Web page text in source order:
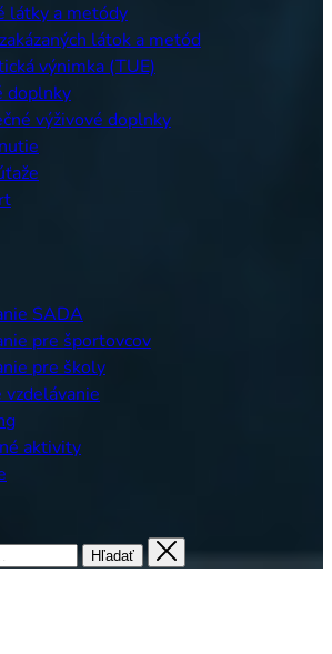
látky a metódy
látok a metód
výnimka (TUE)
doplnky
výživové doplnky
SADA
pre športovcov
pre školy
vzdelávanie
aktivity
Hľadať